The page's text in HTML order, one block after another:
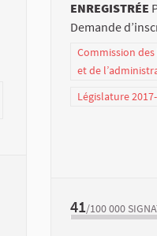
ENREGISTRÉE
Demande
Commission
et de
Législature
41/100 000